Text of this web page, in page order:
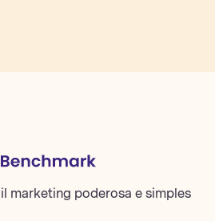
marketing poderosa e simples